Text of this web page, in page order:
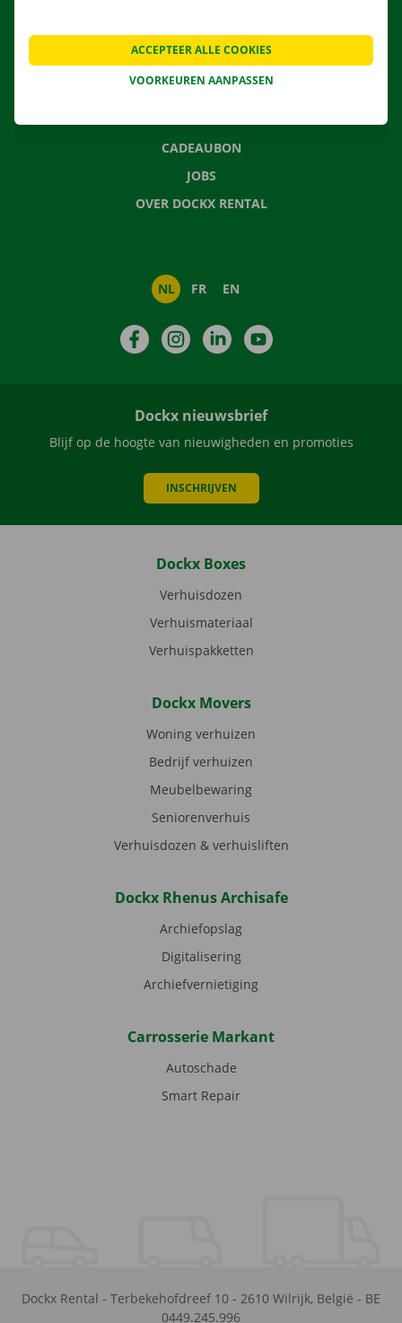
CONTACTEER ONS
CADEAUBON
JOBS
OVER DOCKX RENTAL
NL FR EN
FacebookInstagramLinkedIn
Dockx nieuwsbrief
Blijf op de hoogte van nieuwigheden en promoties
INSCHRIJVEN
Dockx Boxes
Verhuisdozen
Verhuismateriaal
Verhuispakketten
Dockx Movers
Woning verhuizen
Bedrijf verhuizen
Meubelbewaring
Seniorenverhuis
Verhuisdozen & verhuisliften
Dockx Rhenus Archisafe
Archiefopslag
Digitalisering
Archiefvernietiging
Carrosserie Markant
Autoschade
Smart Repair
Dockx Rental - Terbekehofdreef 10 - 2610 Wilrijk, België - BE
0449.245.996
VOORKEUREN AANPASSEN
ACCEPTEER ALLE COOKIES